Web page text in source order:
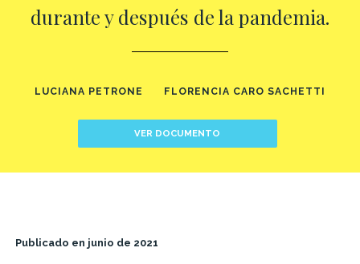
durante y después de la pandemia.
LUCIANA PETRONE FLORENCIA CARO SACHETTI
VER DOCUMENTO
Publicado en junio de 2021